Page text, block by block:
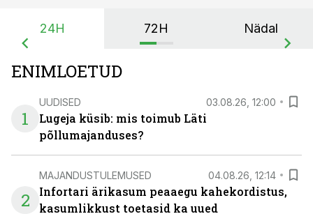
24H 72H Nädal
ENIMLOETUD
1
UUDISED 03.08.26, 12:00
Lugeja küsib: mis toimub Läti
põllumajanduses?
2
MAJANDUSTULEMUSED 04.08.26, 12:14
Infortari ärikasum peaaegu kahekordistus,
kasumlikkust toetasid ka uued